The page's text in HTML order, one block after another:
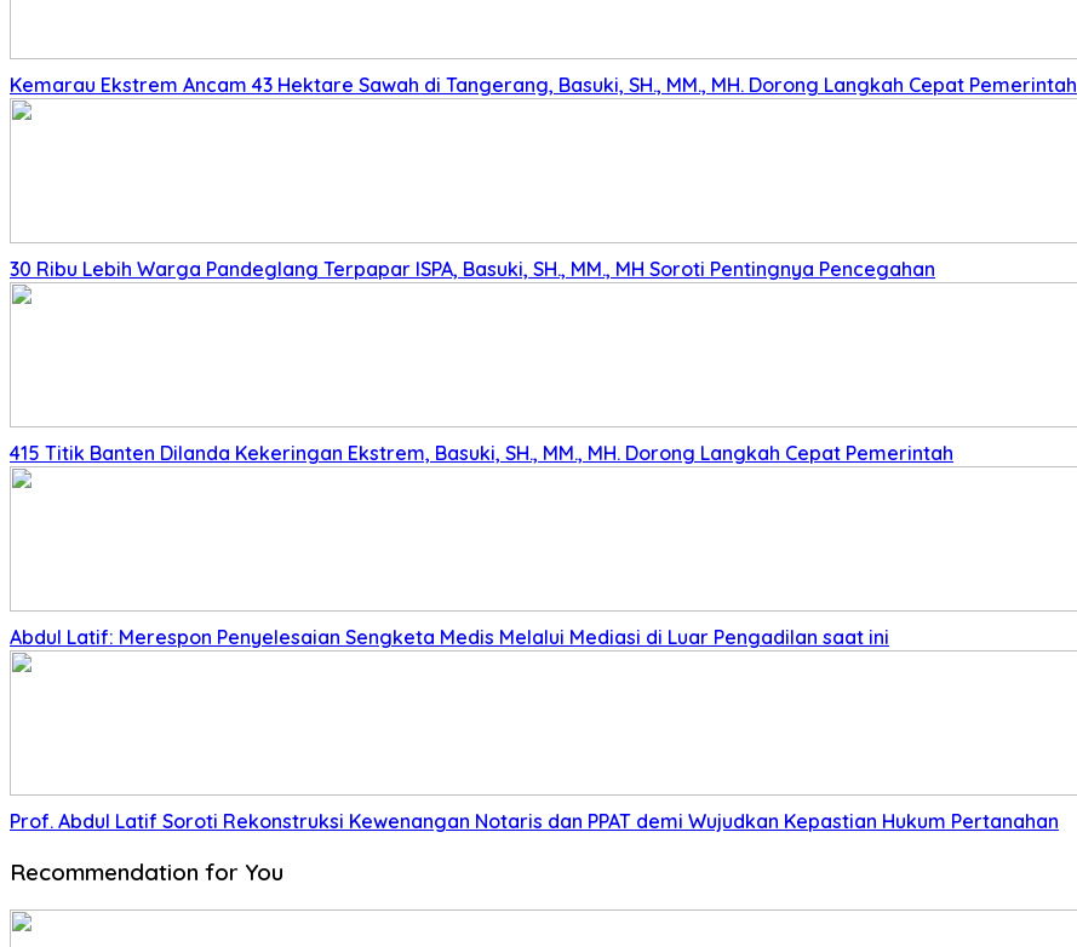
Kemarau Ekstrem Ancam 43 Hektare Sawah di Tangerang, Basuki, SH., MM., MH. Dorong Langkah Cepat Pemerintah
30 Ribu Lebih Warga Pandeglang Terpapar ISPA, Basuki, SH., MM., MH Soroti Pentingnya Pencegahan
415 Titik Banten Dilanda Kekeringan Ekstrem, Basuki, SH., MM., MH. Dorong Langkah Cepat Pemerintah
Abdul Latif: Merespon Penyelesaian Sengketa Medis Melalui Mediasi di Luar Pengadilan saat ini
Prof. Abdul Latif Soroti Rekonstruksi Kewenangan Notaris dan PPAT demi Wujudkan Kepastian Hukum Pertanahan
Recommendation for You